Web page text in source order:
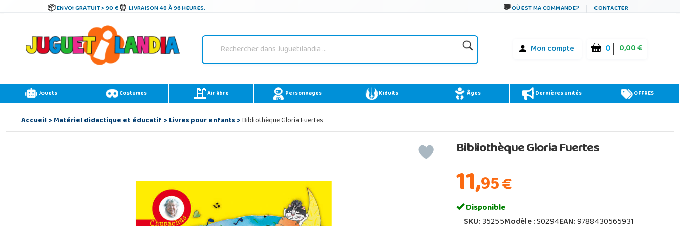
ENVOI GRATUIT > 90 € LIVRAISON 48 À 96 HEURES. OÙ EST MA COMMANDE? CONTACTER
Mon compte 0 0,00 €
Jouets Costumes Air libre Personnages Kidults Âges Dernières unités OFFRES
Accueil>Matériel didactique et éducatif>Livres pour enfants>Bibliothèque Gloria Fuertes
Bibliothèque Gloria Fuertes
11,95€
Disponible
SKU:35255Modèle :S0294EAN:9788430565931